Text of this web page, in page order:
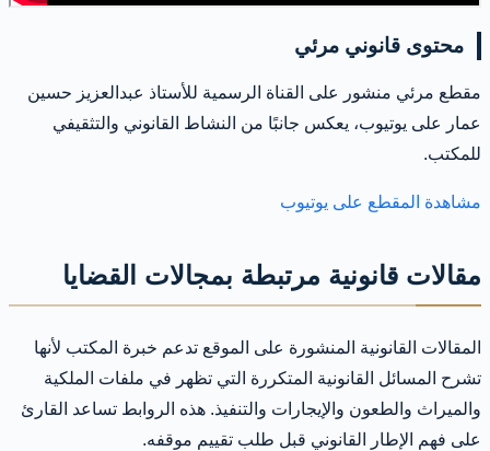
محتوى قانوني مرئي
مقطع مرئي منشور على القناة الرسمية للأستاذ عبدالعزيز حسين
عمار على يوتيوب، يعكس جانبًا من النشاط القانوني والتثقيفي
للمكتب.
مشاهدة المقطع على يوتيوب
مقالات قانونية مرتبطة بمجالات القضايا
المقالات القانونية المنشورة على الموقع تدعم خبرة المكتب لأنها
تشرح المسائل القانونية المتكررة التي تظهر في ملفات الملكية
والميراث والطعون والإيجارات والتنفيذ. هذه الروابط تساعد القارئ
على فهم الإطار القانوني قبل طلب تقييم موقفه.